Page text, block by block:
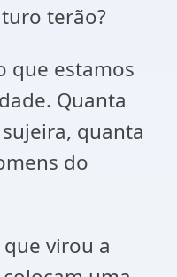
terão?
que estamos
Quanta
quanta
do
virou a